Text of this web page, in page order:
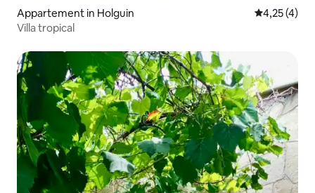
Appartement in Holguin
4,25 (4)
Villa tropical